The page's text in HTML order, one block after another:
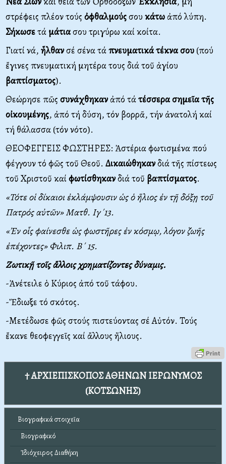
στρέφεις πλέον τούς ὀφθαλμούςσου κάτω ἀπό λύπη.
Σήκωσετά μάτιασου τριγύρω καί κοίτα.
Γιατί νά, ἦλθανσέ σένα τάπνευματικά τέκνα σου (πού
ἔγινες πνευματική μητέρα τους διά τοῦ ἁγίου
βαπτίσματος).
Θεώρησε πῶς συνάχθηκανἀπό τάτέσσερα σημεῖα τῆς
οἰκουμένης, ἀπό τή δύση, τόν βορρᾶ, τήν ἀνατολή καί
τή θάλασσα (τόν νότο).
ΘΕΟΦΕΓΓΕΙΣ ΦΩΣΤΗΡΕΣ: Ἀστέρια φωτισμένα πού
φέγγουν τό φῶς τοῦ Θεοῦ. Δικαιώθηκανδιά τῆς πίστεως
τοῦ Χριστοῦ καίφωτίσθηκανδιά τοῦ βαπτίσματος.
«Τότε οἱ δίκαιοι ἐκλάμψουσιν ὡς ὁ ἥλιος ἐν τῇ δόξῃ τοῦ
Πατρός αὐτῶν» Ματθ. Ιγ΄13.
«Ἐν οἷς φαίνεσθε ὡς φωστῆρες ἐν κόσμῳ, λόγον ζωῆς
ἐπέχοντες» Φιλιπ. Β΄ 15.
Ζωτικῇ τοῖς ἄλλοις χρηματίζοντες δύναμις.
-Ἀνέτειλε ὁ Κύριος ἀπό τοῦ τάφου.
-Ἔδιωξε τό σκότος.
-Μετέδωσε φῶς στούς πιστεύοντας σέ Αὐτόν. Τούς
ἔκανε θεοφεγγεῖς καί ἄλλους ἥλιους.
† ΑΡΧΙΕΠΙΣΚΟΠΟΣ ΑΘΗΝΩΝ ΙΕΡΩΝΥΜΟΣ
(ΚΟΤΣΩΝΗΣ)
Βιογραφικά στοιχεῖα
Βιογραφικό
Ἰδιόχειρος Διαθήκη